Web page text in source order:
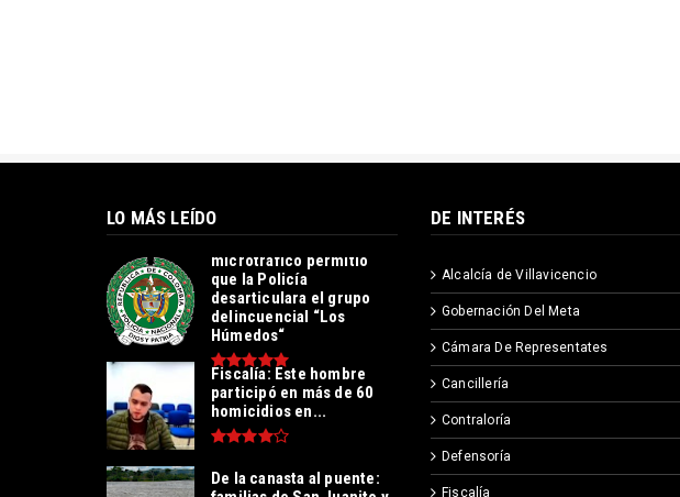
LO MÁS LEÍDO
Operación contra el
microtráfico permitió
que la Policía
desarticulara el grupo
delincuencial “Los
Húmedos“
Fiscalía: Este hombre
participó en más de 60
homicidios en...
De la canasta al puente:
DE INTERÉS
Alcalcía de Villavicencio
Gobernación Del Meta
Cámara De Representates
Cancillería
Contraloría
Defensoría
Fiscalía